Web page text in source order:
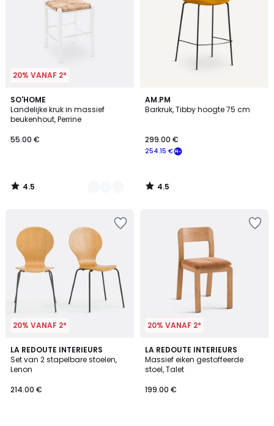
20% VANAF 2*
SO'HOME
Landelijke kruk in massief
beukenhout, Perrine
55.00 €
4.5
/ 5
4
Kleuren
4.5
/
AM.PM
Barkruk, Tibby hoogte 75 cm
254.15 €
299.00 €
4.5
/ 5
4.5
/
20% VANAF 2*
LA REDOUTE INTERIEURS
Set van 2 stapelbare stoelen,
Lenon
214.00 €
20% VANAF 2*
LA REDOUTE INTERIEURS
Massief eiken gestoffeerde
stoel, Talet
199.00 €
2
Kleuren